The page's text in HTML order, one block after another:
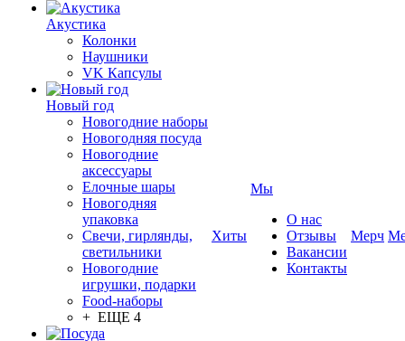
Акустика
Колонки
Наушники
VK Капсулы
Новый год
Новогодние наборы
Новогодняя посуда
Новогодние
аксессуары
Елочные шары
Новогодняя
упаковка
Свечи, гирлянды,
светильники
Новогодние
игрушки, подарки
Food-наборы
+ ЕЩЕ 4
Хиты
Мы
О нас
Отзывы
Вакансии
Контакты
Мерч